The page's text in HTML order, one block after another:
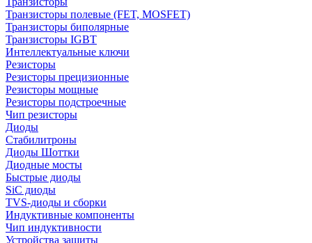
Транзисторы полевые (FET, MOSFET)
Транзисторы биполярные
Транзисторы IGBT
Интеллектуальные ключи
Резисторы
Резисторы прецизионные
Резисторы мощные
Резисторы подстроечные
Чип резисторы
Диоды
Стабилитроны
Диоды Шоттки
Диодные мосты
Быстрые диоды
SiC диоды
TVS-диоды и сборки
Индуктивные компоненты
Чип индуктивности
Устройства защиты